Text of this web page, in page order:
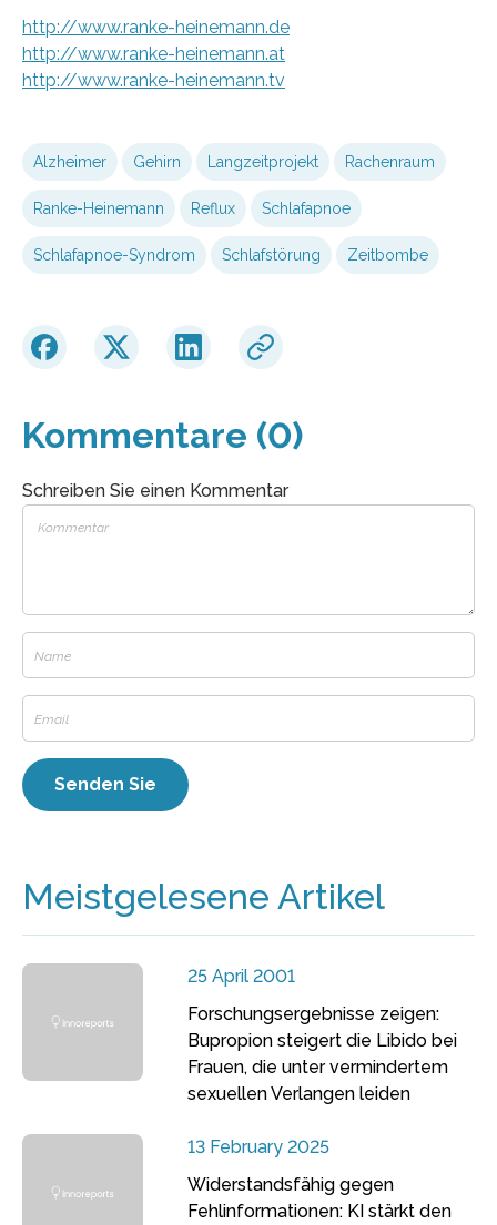
http://www.ranke-heinemann.de
http://www.ranke-heinemann.at
http://www.ranke-heinemann.tv
Alzheimer Gehirn Langzeitprojekt Rachenraum
Ranke-Heinemann Reflux Schlafapnoe
Schlafapnoe-Syndrom Schlafstörung Zeitbombe
Kommentare (0)
Schreiben Sie einen Kommentar
Meistgelesene Artikel
25 April 2001
Forschungsergebnisse zeigen:
Bupropion steigert die Libido bei
Frauen, die unter vermindertem
sexuellen Verlangen leiden
13 February 2025
Widerstandsfähig gegen
Fehlinformationen: KI stärkt den